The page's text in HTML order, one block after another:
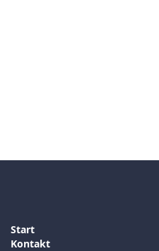
Start
Kontakt